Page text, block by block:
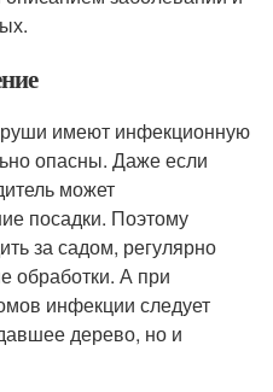
имеют инфекционную
опасны. Даже если
может
посадки. Поэтому
за садом, регулярно
обработки. А при
инфекции следует
дерево, но и